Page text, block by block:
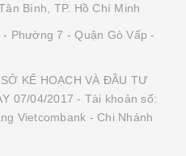
Bình, TP. Hồ Chí Minh
Phường 7 - Quận Gò Vấp -
KẾ HOẠCH VÀ ĐẦU TƯ
07/04/2017 - Tài khoản số:
Vietcombank - Chi Nhánh